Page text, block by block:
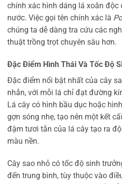
chính xác hình dáng lá xoăn
nước. Việc gọi tên chính xác là
chúng ta dễ dàng tra cứu các
thuật trồng trọt chuyên sâu hơn.
Đặc Điểm Hình Thái Và Tốc Độ
Đặc điểm nổi bật nhất của cây
nhắn, với mỗi lá chỉ đạt đường
Lá cây có hình bầu dục hoặc
gợn sóng nhẹ, tạo nên một kết
đậm tươi tắn của lá cây tạo ra
màu nền.
Cây sao nhỏ có tốc độ sinh
đến trung bình, tùy thuộc vào